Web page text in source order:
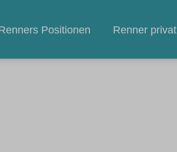
Positionen Renner privat